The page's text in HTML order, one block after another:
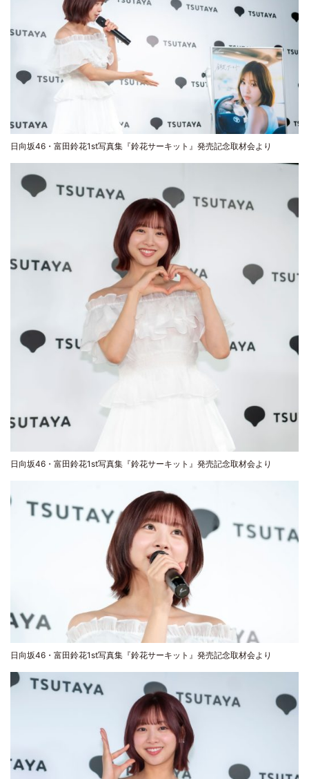
日向坂46・富田鈴花1st写真集『鈴花サーキット』発売記念取材会より
日向坂46・富田鈴花1st写真集『鈴花サーキット』発売記念取材会より
日向坂46・富田鈴花1st写真集『鈴花サーキット』発売記念取材会より